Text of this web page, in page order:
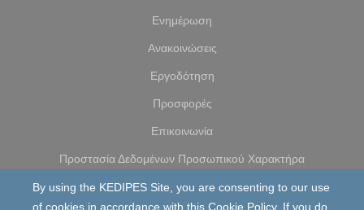
Ενημέρωση
Ανακοινώσεις
Εργοδότηση
Προσφορές
Επικοινωνία
Προστασία Δεδομένων Προσωπικού Χαρακτήρα
By using the KEDIPES Site, you are consenting to our use
of cookies in accordance with this Cookie Policy. If you do